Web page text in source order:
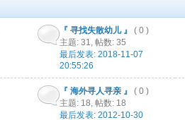
『 寻找失散幼儿 』
( 0 )
主题: 31, 帖数: 35
最后发表: 2018-11-07
20:55:26
『 海外寻人寻亲 』
( 0 )
主题: 18, 帖数: 18
最后发表: 2012-10-30